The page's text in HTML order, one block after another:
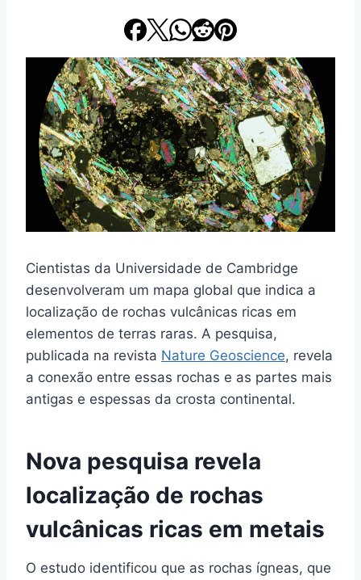
Cientistas da Universidade de Cambridge
desenvolveram um mapa global que indica a
localização de rochas vulcânicas ricas em
elementos de terras raras. A pesquisa,
publicada na revista Nature Geoscience, revela
a conexão entre essas rochas e as partes mais
antigas e espessas da crosta continental.
Nova pesquisa revela
localização de rochas
vulcânicas ricas em metais
O estudo identificou que as rochas ígneas, que